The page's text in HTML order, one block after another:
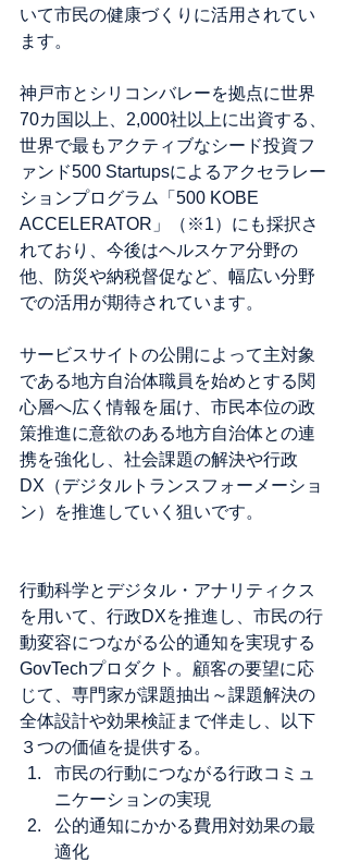
いて市民の健康づくりに活用されてい
ます。
神戸市とシリコンバレーを拠点に世界
70カ国以上、2,000社以上に出資する、
世界で最もアクティブなシード投資フ
ァンド500 Startupsによるアクセラレー
ションプログラム「500 KOBE
ACCELERATOR」（※1）にも採択さ
れており、今後はヘルスケア分野の
他、防災や納税督促など、幅広い分野
での活用が期待されています。
サービスサイトの公開によって主対象
である地方自治体職員を始めとする関
心層へ広く情報を届け、市民本位の政
策推進に意欲のある地方自治体との連
携を強化し、社会課題の解決や行政
DX（デジタルトランスフォーメーショ
ン）を推進していく狙いです。
行動科学とデジタル・アナリティクス
を用いて、行政DXを推進し、市民の行
動変容につながる公的通知を実現する
GovTechプロダクト。顧客の要望に応
じて、専門家が課題抽出～課題解決の
全体設計や効果検証まで伴走し、以下
３つの価値を提供する。
市民の行動につながる行政コミュ
ニケーションの実現
公的通知にかかる費用対効果の最
適化